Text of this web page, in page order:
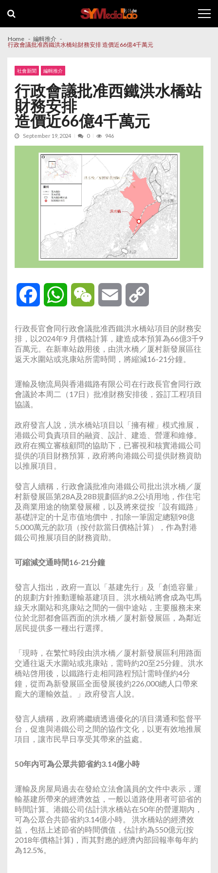
navigation
content
Home
編輯推介
行政會議批准西鐵洪水橋站財務安排 造價近66億4千萬元
社會新聞 編輯推介
行政會議批准西鐵洪水橋站
財務安排
造價近66億4千萬元
September 19, 2024 0 946
Facebook WhatsAppWeChat Email
行政長官會同行政會議批准西鐵洪水橋站項目的財務安
排，以2024年9 月價格計算，建造成本預算為66億3千9
百萬元。在新車站啟用後，由洪水橋／厦村新發展區往
返天水圍站或兆康站所需時間，將縮減16-21分鐘。
運輸及物流局與香港鐵路有限公司在行政長官會同行政
會議於本周二（17日）批准財務安排後，簽訂工程項目
協議。
政府發言人說，洪水橋站項目以「擁有權」模式推展，
港鐵公司負責項目的融資、設計、建造、營運和維修。
政府在獨立審核顧問的協助下，已審視和核實港鐵公司
提供的項目財務預算，政府將向港鐵公司提供財務資助
以推展項目。
發言人續稱，行政會議批准向港鐵公司批出洪水橋／厦
村新發展區第28A及28B規劃區約8.2公頃用地，作住宅
及商業用途的物業發展權，以及將來從按「設有鐵路」
基礎評定的十足市值地價中，扣除一筆固定總額98億
5,000萬元的款項（按付款當日價格計算），作為對港
鐵公司推展項目的財務資助。
可縮減交通時間16-21分鐘
發言人指出，政府一直以「基建先行」及「創造容量」
的規劃方針推動運輸基建項目。洪水橋站將會成為屯馬
線天水圍站和兆康站之間的一個中途站，主要服務未來
位於北部都會區西面的洪水橋／厦村新發展區，為鄰近
居民提供多一種出行選擇。
「現時，在繁忙時段由洪水橋／厦村新發展區利用路面
交通往返天水圍站或兆康站，需時約20至25分鐘。洪水
橋站啓用後，以鐵路行走相同路程預計需時僅約4分
鐘，從而為新發展區全面發展後約226,000總人口帶來
龐大的運輸效益。」政府發言人說。
發言人續稱，政府將繼續透過優化的項目溝通和監督平
台，促進與港鐵公司之間的協作文化，以更有效地推展
項目，讓市民早日享受其帶來的益處。
50年內可為公眾共節省約3.14億小時
運輸及房屋局過去在發給立法會議員的文件中表示，運
輸基建所帶來的經濟效益，一般以道路使用者可節省的
時間計算。港鐵公司估計洪水橋站在50年的營運期內，
可為公眾合共節省約3.14億小時。 洪水橋站的經濟效
益，包括上述節省的時間價值，估計約為550億元(按
2018年價格計算)，而其對應的經濟內部回報率每年約
為12.5%。